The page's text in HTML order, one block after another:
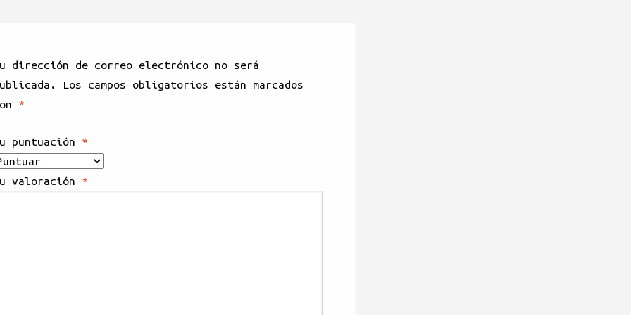
dirección de correo electrónico no será
Los campos obligatorios están marcados
*
puntuación *
valoración *